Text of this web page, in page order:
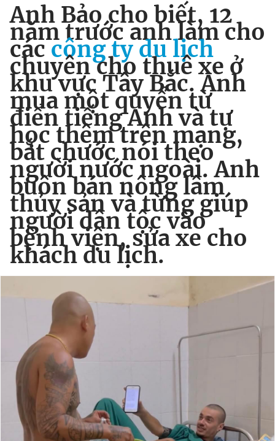
Anh Bảo cho biết, 12
năm trước anh làm cho
cáccông tydu lịch
chuyên cho thuê xe ở
khu vực Tây Bắc. Anh
mua một quyển từ
điển tiếng Anh và tự
học thêm trên mạng,
bắt chước nói theo
người nước ngoài. Anh
buôn bán nông lâm
thủy sản và từng giúp
người dân tộc vào
bệnh viện, sửa xe cho
khách du lịch.